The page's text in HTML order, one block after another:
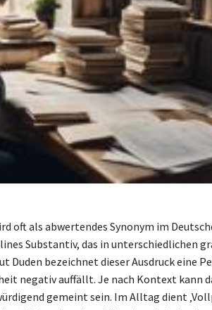
oft als abwertendes Synonym im
Substantiv, das in unterschiedlichen
Duden bezeichnet dieser Ausdruck eine
negativ auffällt. Je nach Kontext kann
gemeint sein. Im Alltag dient